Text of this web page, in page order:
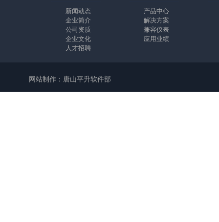
新闻动态
企业简介
公司资质
企业文化
人才招聘
产品中心
解决方案
兼容仪表
应用业绩
网站制作：唐山平升软件部